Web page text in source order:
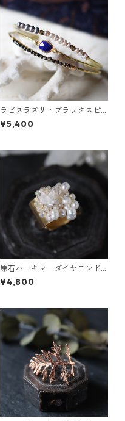
ラピスラズリ・ブラックスピ
ネル・パールの3連バングル
¥5,400
原石ハーキマーダイヤモンド
と鉱物結晶の真鍮幅広イヤー
カフ
¥4,800